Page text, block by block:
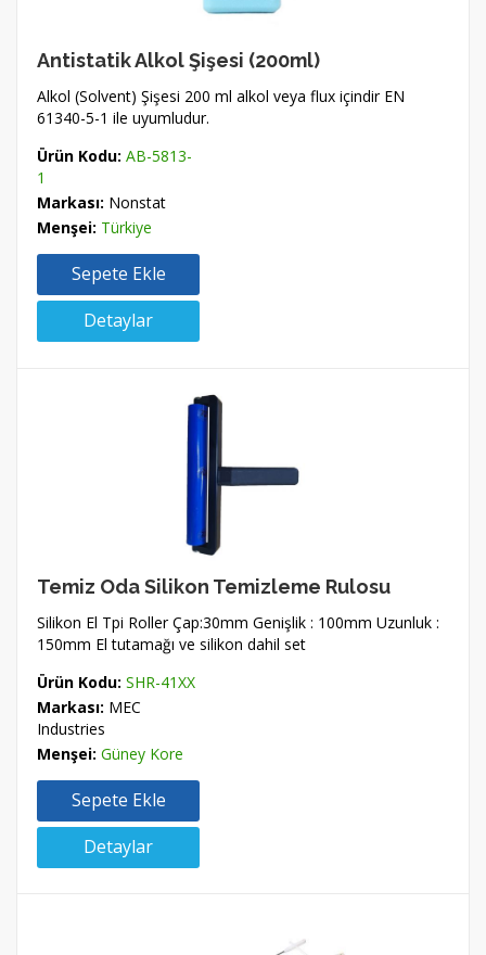
Antistatik Alkol Şişesi (200ml)
Alkol (Solvent) Şişesi 200 ml alkol veya flux içindir EN
61340-5-1 ile uyumludur.
Ürün Kodu: AB-5813-
1
Markası: Nonstat
Menşei: Türkiye
Sepete Ekle
Detaylar
Temiz Oda Silikon Temizleme Rulosu
Silikon El Tpi Roller Çap:30mm Genişlik : 100mm Uzunluk :
150mm El tutamağı ve silikon dahil set
Ürün Kodu: SHR-41XX
Markası: MEC
Industries
Menşei: Güney Kore
Sepete Ekle
Detaylar